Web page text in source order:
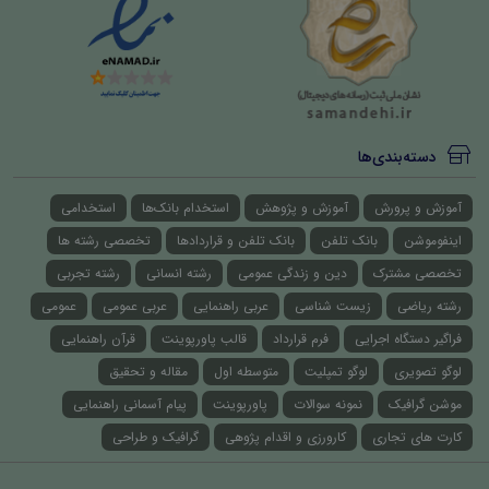
دسته‌بندی‌ها
آموزش و پرورش آموزش و پژوهش استخدام بانک‌ها
استخدامی
اینفوموشن
بانک تلفن بانک تلفن و قراردادها
تخصصی رشته ها
تخصصی مشترک
دین و زندگی عمومی رشته انسانی
رشته تجربی
رشته ریاضی
زیست شناسی عربی راهنمایی عربی عمومی
عمومی
فراگیر دستگاه اجرایی
فرم قرارداد قالب پاورپوینت
قرآن راهنمایی
لوگو تصویری
لوگو تمپلیت متوسطه اول
مقاله و تحقیق
موشن گرافیک
نمونه سوالات پاورپوینت
پیام آسمانی راهنمایی
کارت های تجاری
کارورزی و اقدام پژوهی گرافیک و طراحی